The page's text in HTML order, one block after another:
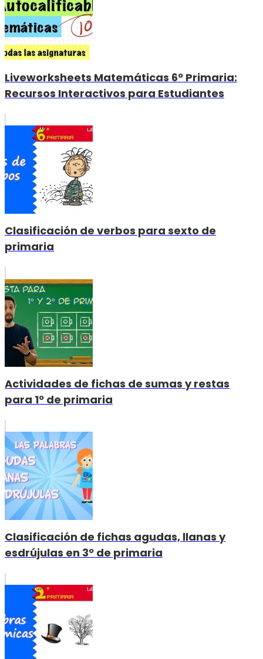
Liveworksheets Matemáticas 6º Primaria:
Recursos Interactivos para Estudiantes
Clasificación de verbos para sexto de
primaria
Actividades de fichas de sumas y restas
para 1º de primaria
Clasificación de fichas agudas, llanas y
esdrújulas en 3º de primaria